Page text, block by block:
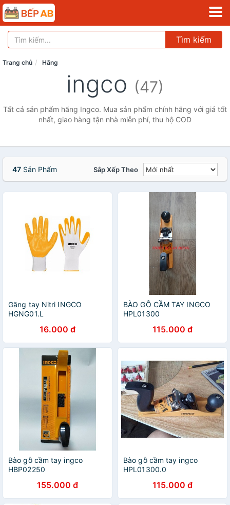
Tìm kiếm
Trang chủ Hãng
ingco (47)
Tất cả sản phẩm hãng Ingco. Mua sản phẩm chính hãng với giá tốt
nhất, giao hàng tận nhà miễn phí, thu hộ COD
47 Sản Phẩm Sắp Xếp Theo
Găng tay Nitri INGCO
HGNG01.L
16.000 đ
BÀO GỖ CẦM TAY INGCO
HPL01300
115.000 đ
Bào gỗ cầm tay ingco
HBP02250
155.000 đ
Bào gỗ cầm tay ingco
HPL01300.0
115.000 đ